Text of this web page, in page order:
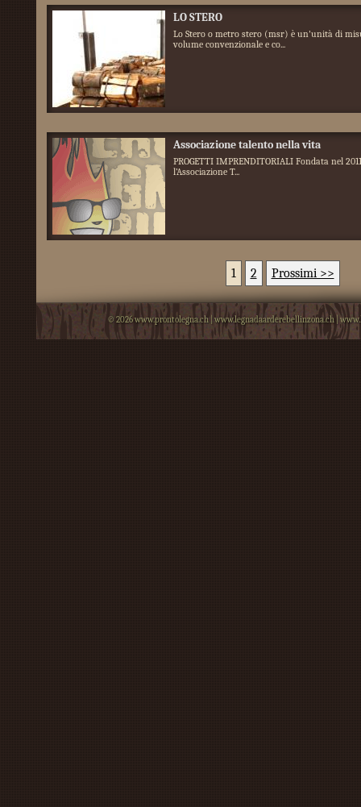
LO STERO
Lo Stero o metro stero (msr) è un'unità di
volume convenzionale e co...
Associazione talento nella vita
PROGETTI IMPRENDITORIALI Fondata nel
l’Associazione T...
1 2 Prossimi >>
© 2026www.prontolegna.ch| www.legnadaarderebellinzona.ch|